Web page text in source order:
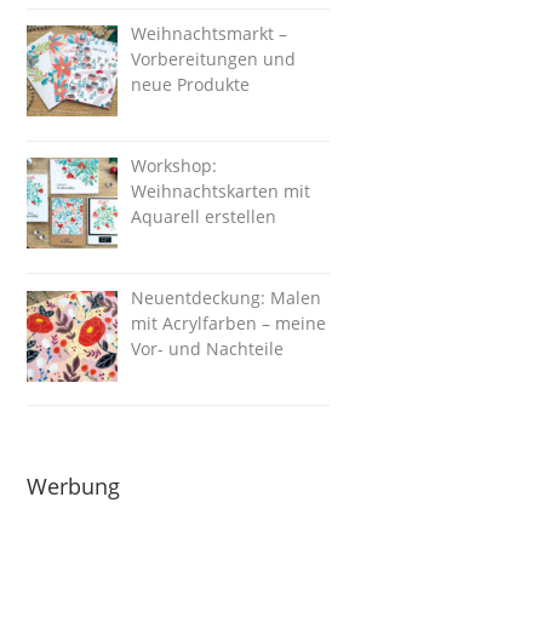
Weihnachtsmarkt –
Vorbereitungen und
neue Produkte
Workshop:
Weihnachtskarten mit
Aquarell erstellen
Neuentdeckung: Malen
mit Acrylfarben – meine
Vor- und Nachteile
Werbung